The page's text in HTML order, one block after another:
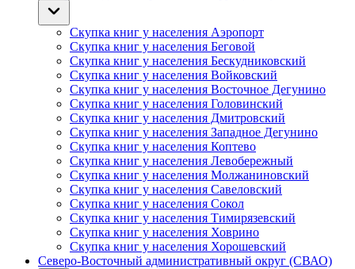
Скупка книг у населения Аэропорт
Скупка книг у населения Беговой
Скупка книг у населения Бескудниковский
Скупка книг у населения Войковский
Скупка книг у населения Восточное Дегунино
Скупка книг у населения Головинский
Скупка книг у населения Дмитровский
Скупка книг у населения Западное Дегунино
Скупка книг у населения Коптево
Скупка книг у населения Левобережный
Скупка книг у населения Молжаниновский
Скупка книг у населения Савеловский
Скупка книг у населения Сокол
Скупка книг у населения Тимирязевский
Скупка книг у населения Ховрино
Скупка книг у населения Хорошевский
Северо-Восточный административный округ (СВАО)